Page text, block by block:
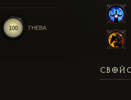
100 ГНЕВА